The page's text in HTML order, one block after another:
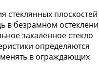
стеклянных
в безрамном
закаленное стекло
определяются
в ограждающих